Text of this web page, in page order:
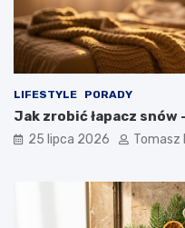
LIFESTYLE PORADY
Jak zrobić łapacz snów
25 lipca 2026 Tomasz